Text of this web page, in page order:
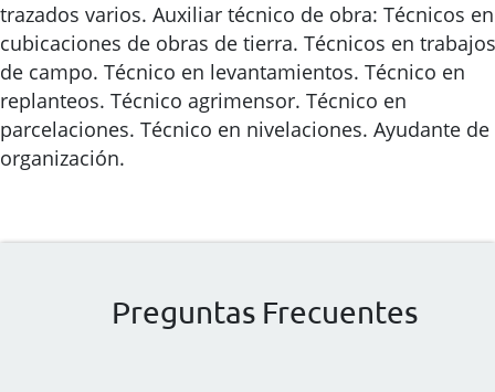
trazados varios. Auxiliar técnico de obra: Técnicos en
cubicaciones de obras de tierra. Técnicos en trabajos
de campo. Técnico en levantamientos. Técnico en
replanteos. Técnico agrimensor. Técnico en
parcelaciones. Técnico en nivelaciones. Ayudante de
organización.
Preguntas Frecuentes